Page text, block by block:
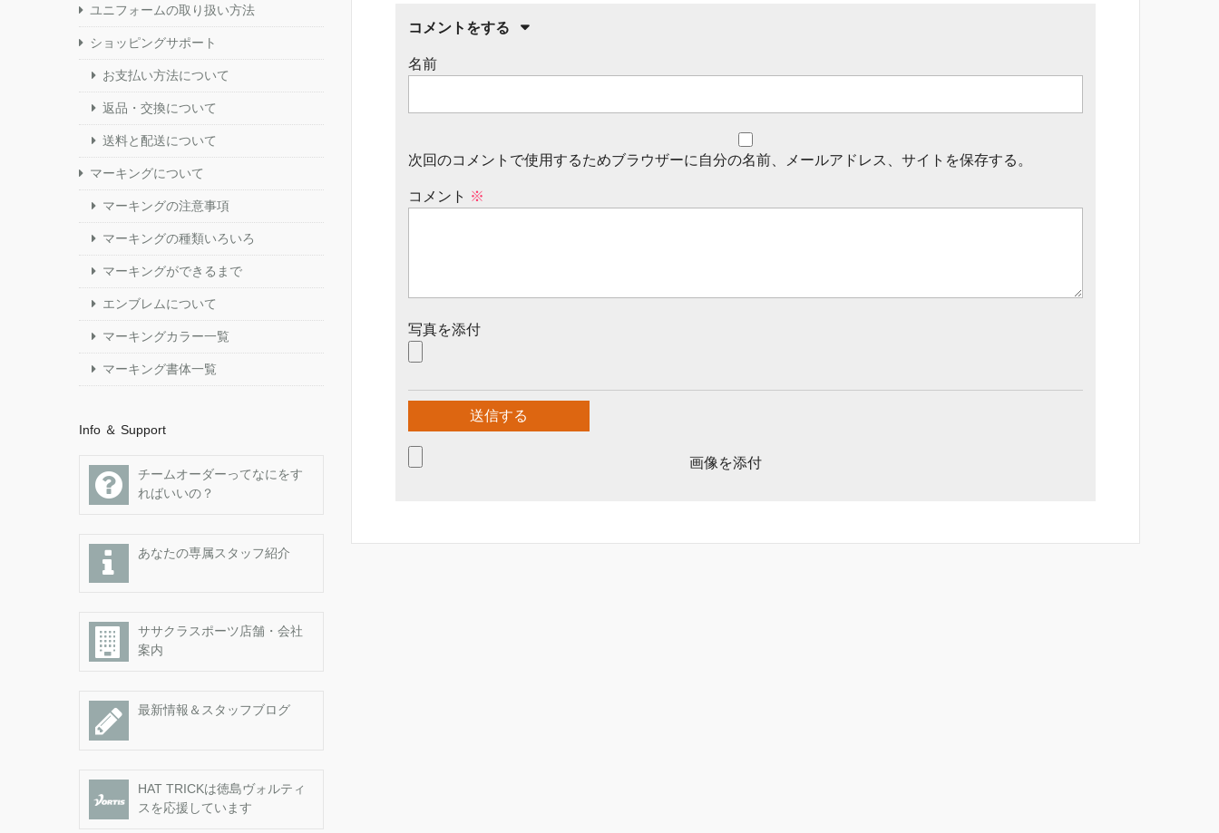
コメントをする
名前
次回のコメントで使用するためブラウザーに自分の名前、メールアドレス、サイトを保存する。
コメント ※
写真を添付
画像を添付
ユニフォームの取り扱い方法
ショッピングサポート
お支払い方法について
返品・交換について
送料と配送について
マーキングについて
マーキングの注意事項
マーキングの種類いろいろ
マーキングができるまで
エンブレムについて
マーキングカラー一覧
マーキング書体一覧
Info ＆ Support
チームオーダーってなにをす
ればいいの？
あなたの専属スタッフ紹介
ササクラスポーツ店舗・会社
案内
最新情報＆スタッフブログ
HAT TRICKは徳島ヴォルティ
スを応援しています